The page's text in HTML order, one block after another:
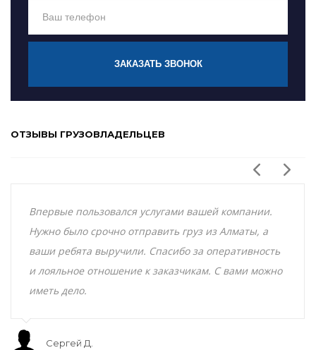
ЗАКАЗАТЬ ЗВОНОК
ОТЗЫВЫ ГРУЗОВЛАДЕЛЬЦЕВ
Впервые пользовался услугами вашей компании.
Нужно было срочно отправить груз из Алматы, а
ваши ребята выручили. Спасибо за оперативность
и лояльное отношение к заказчикам. С вами можно
иметь дело.
Сергей Д.